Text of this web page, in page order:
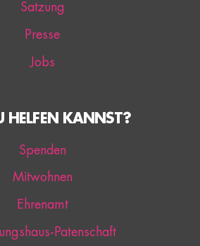
Satzung
Presse
Jobs
HELFEN KANNST?
Spenden
Mitwohnen
Ehrenamt
Patenschaft